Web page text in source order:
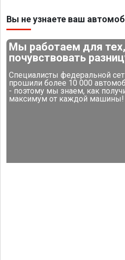
Вы не узнаете ваш
Мы работаем для
почувствовать
Специалисты федеральной
прошили более 10 000
- поэтому мы знаем, как
максимум от каждой машины!